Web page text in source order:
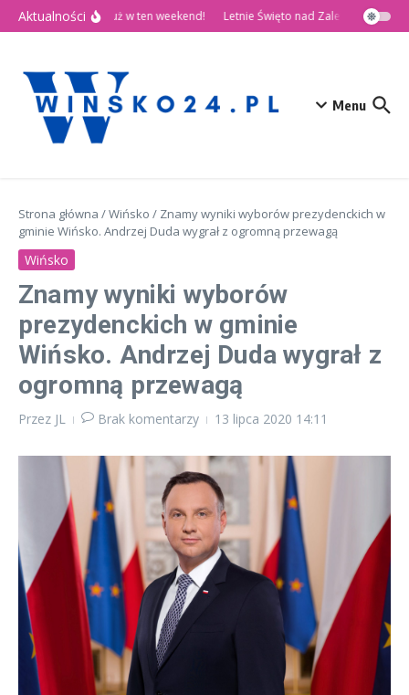
Przejdź do treści
Aktualności
🎉 Dni Wińska 2026 już w ten weekend! Letnie Święto nad Zalewem Słup
Menu
Strona główna /Wińsko / Znamy wyniki wyborów prezydenckich w
gminie Wińsko. Andrzej Duda wygrał z ogromną przewagą
Wińsko
Znamy wyniki wyborów
prezydenckich w gminie
Wińsko. Andrzej Duda wygrał z
ogromną przewagą
Przez JL Brak komentarzy 13 lipca 2020 14:11